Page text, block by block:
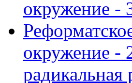
окружение -
окружение -
радикальная